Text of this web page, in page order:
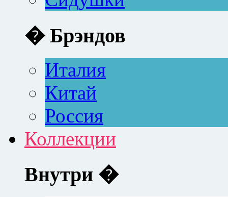
� Брэндов
Италия
Китай
Россия
Коллекции
Внутри �